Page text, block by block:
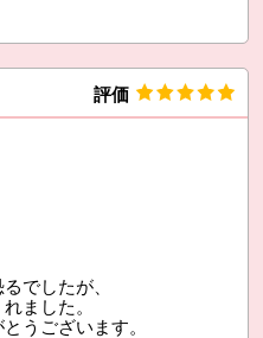
評価
でしたが、
ました。
うございます。